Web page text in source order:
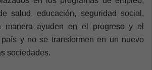
salud, educación, seguridad social,
manera ayuden en el progreso y el
y no se transformen en un nuevo
sociedades.